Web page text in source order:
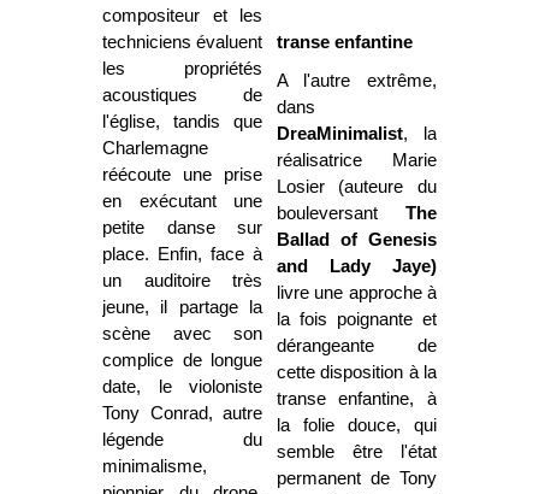
compositeur et les
techniciens évaluent
les propriétés
acoustiques de
l'église, tandis que
Charlemagne
réécoute une prise
en exécutant une
petite danse sur
place. Enfin, face à
un auditoire très
jeune, il partage la
scène avec son
complice de longue
date, le violoniste
Tony Conrad, autre
légende du
minimalisme,
transe enfantine
A l'autre extrême,
dans
DreaMinimalist, la
réalisatrice Marie
Losier (auteure du
bouleversant The
Ballad of Genesis
and Lady Jaye)
livre une approche à
la fois poignante et
dérangeante de
cette disposition à la
transe enfantine, à
la folie douce, qui
semble être l'état
permanent de Tony